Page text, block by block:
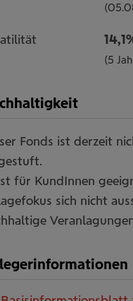
(5
Fonds ist derzeit
Information
ein-/
für KundInnen
sich nicht